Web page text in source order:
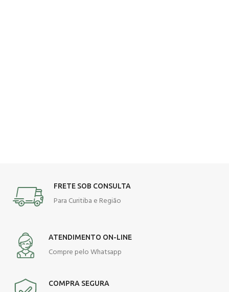
FRETE SOB CONSULTA
Para Curitiba e Região
ATENDIMENTO ON-LINE
Compre pelo Whatsapp
COMPRA SEGURA